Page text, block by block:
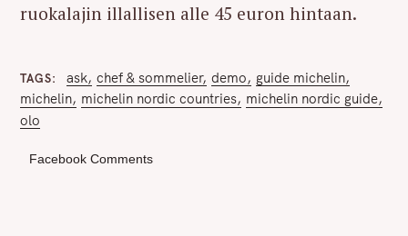
ruokalajin illallisen alle 45 euron hintaan.
TAGS ask chef & sommelier demo
guide michelin
michelin michelin nordic countries michelin nordic guide
olo
Facebook Comments